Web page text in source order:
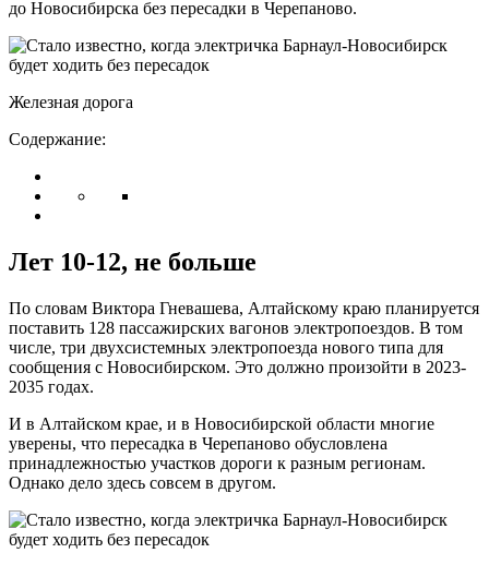
до Новосибирска без пересадки в Черепаново.
Железная дорога
Содержание:
Лет 10-12, не больше
По словам Виктора Гневашева, Алтайскому краю планируется
поставить 128 пассажирских вагонов электропоездов. В том
числе, три двухсистемных электропоезда нового типа для
сообщения с Новосибирском. Это должно произойти в 2023-
2035 годах.
И в Алтайском крае, и в Новосибирской области многие
уверены, что пересадка в Черепаново обусловлена
принадлежностью участков дороги к разным регионам.
Однако дело здесь совсем в другом.